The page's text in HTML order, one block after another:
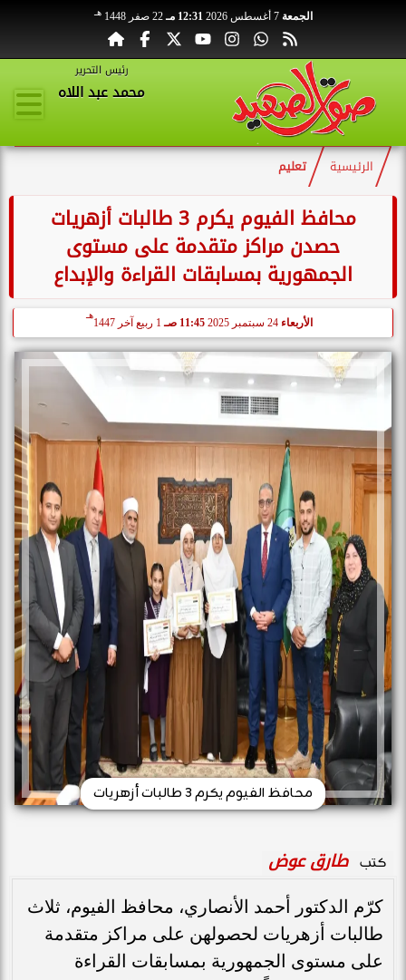
الجمعة 7 أغسطس 2026 12:31 مـ 22 صفر 1448 هـ
رئيس التحرير
محمد عبد اللاه
الرئيسية تعليم
محافظ الفيوم يكرم 3 طالبات أزهريات
حصدن مراكز متقدمة على مستوى
الجمهورية بمسابقات القراءة والإبداع
الأربعاء 11:45 صـ 1 ربيع آخر 1447
هـ
محافظ الفيوم يكرم 3 طالبات أزهريات
كتب طارق عوض
كرّم الدكتور أحمد الأنصاري، محافظ الفيوم، ثلاث
طالبات أزهريات لحصولهن على مراكز متقدمة
على مستوى الجمهورية بمسابقات القراءة